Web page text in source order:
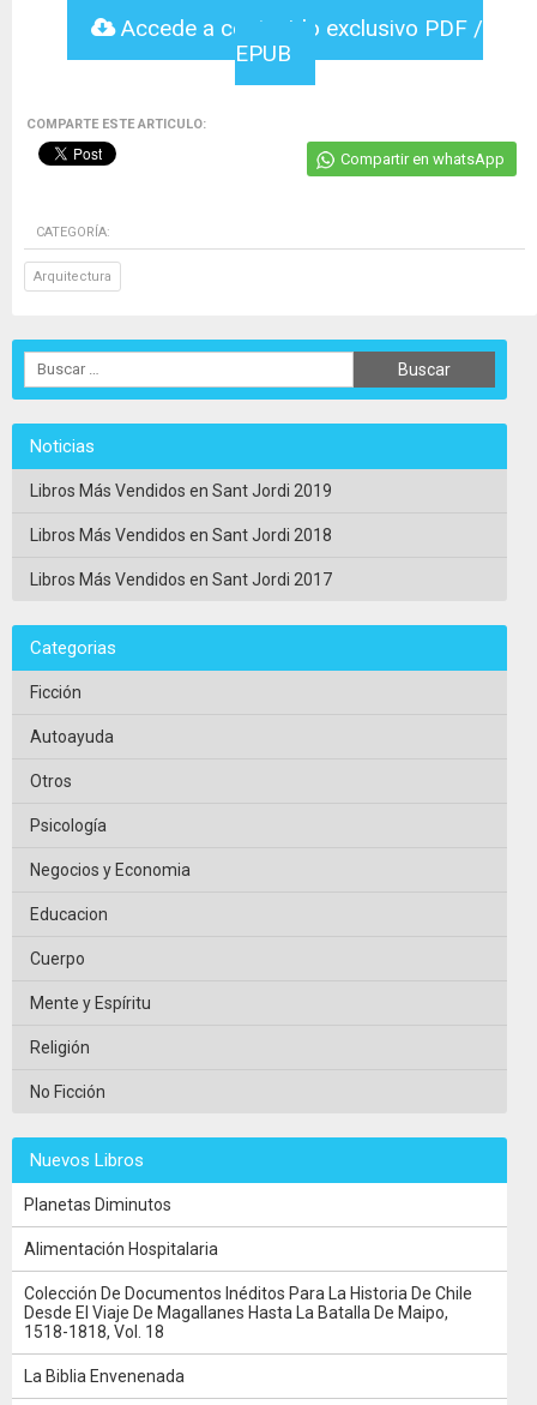
Accede a contenido exclusivo PDF /
EPUB
COMPARTE ESTE ARTICULO:
Compartir en whatsApp
CATEGORÍA:
Arquitectura
Noticias
Libros Más Vendidos en Sant Jordi 2019
Libros Más Vendidos en Sant Jordi 2018
Libros Más Vendidos en Sant Jordi 2017
Categorias
Ficción
Autoayuda
Otros
Psicología
Negocios y Economia
Educacion
Cuerpo
Mente y Espíritu
Religión
No Ficción
Nuevos Libros
Planetas Diminutos
Alimentación Hospitalaria
Colección De Documentos Inéditos Para La Historia De Chile
Desde El Viaje De Magallanes Hasta La Batalla De Maipo,
1518-1818, Vol. 18
La Biblia Envenenada